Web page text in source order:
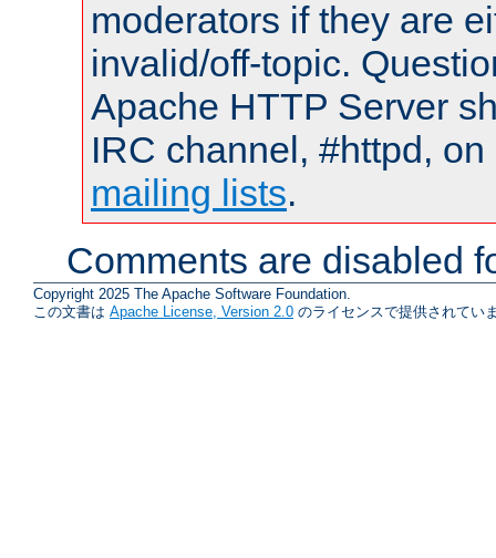
moderators if they are
invalid/off-topic.
Apache HTTP Server
IRC channel, #httpd,
mailing lists.
Comments are disabled
Copyright 2025 The Apache Software Foundation.
この文書は Apache License, Version 2.0 のライセンスで提供されてい